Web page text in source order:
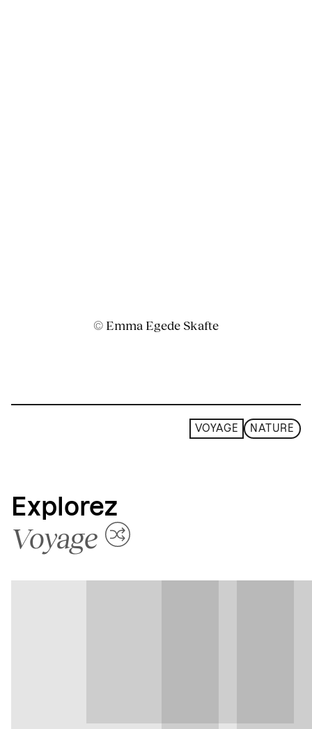
© Emma Egede Skafte
VOYAGE NATURE
Explorez
Voyage